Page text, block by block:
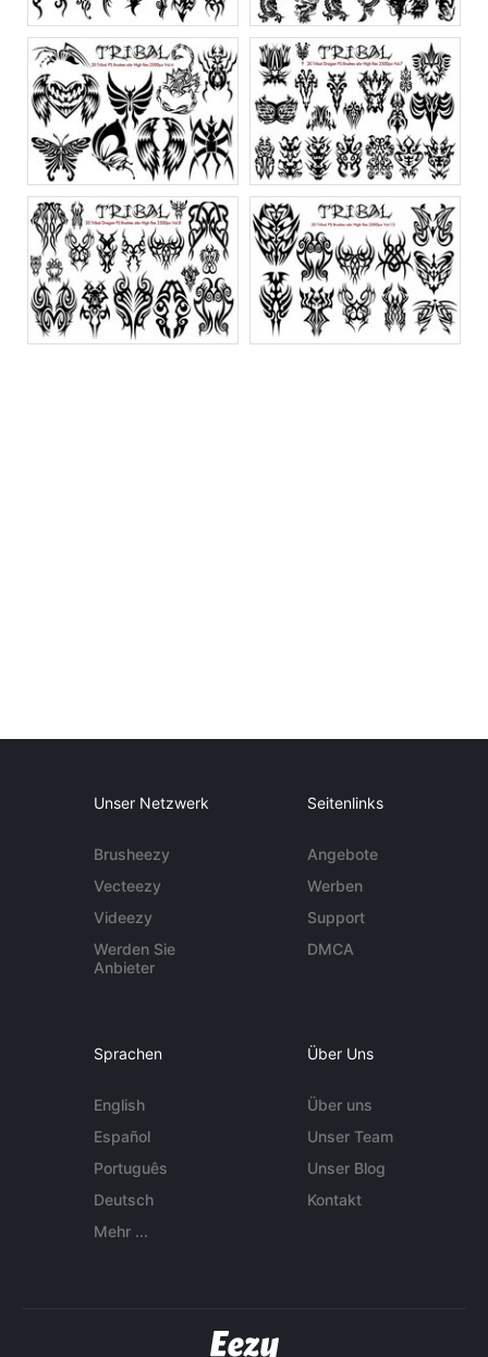
Unser Netzwerk
Brusheezy
Vecteezy
Videezy
Werden Sie
Anbieter
Seitenlinks
Angebote
Werben
Support
DMCA
Sprachen
English
Español
Português
Deutsch
Mehr ...
Über Uns
Über uns
Unser Team
Unser Blog
Kontakt